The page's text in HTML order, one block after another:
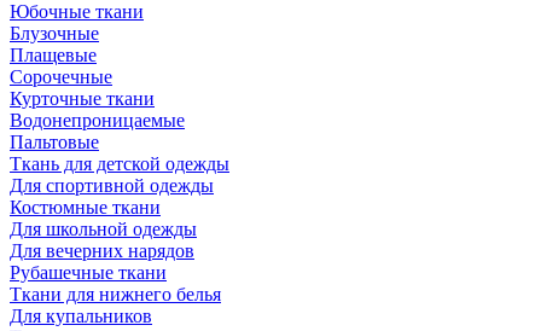
Юбочные ткани
Блузочные
Плащевые
Сорочечные
Курточные ткани
Водонепроницаемые
Пальтовые
Ткань для детской одежды
Для спортивной одежды
Костюмные ткани
Для школьной одежды
Для вечерних нарядов
Рубашечные ткани
Ткани для нижнего белья
Для купальников